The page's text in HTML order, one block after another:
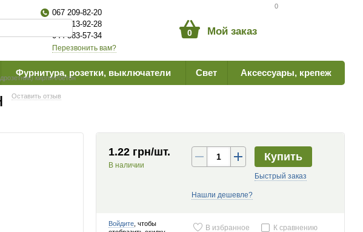
0
067 209-82-20
063 613-92-28
044 383-57-34
Перезвонить вам?
0 Мой заказ
Фурнитура, розетки, выключатели Свет Аксессуары, крепеж
кирпич/бетон
Оставить отзыв
1.22 грн/шт.
В наличии
Купить
Быстрый заказ
Нашли дешевле?
Войдите , чтобы
В избранное К сравнению